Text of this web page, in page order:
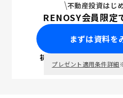
不動産投資はじ
RENOSY会員限定
まずは資料を
初回面談で ポイ
プレゼント適用条件詳細